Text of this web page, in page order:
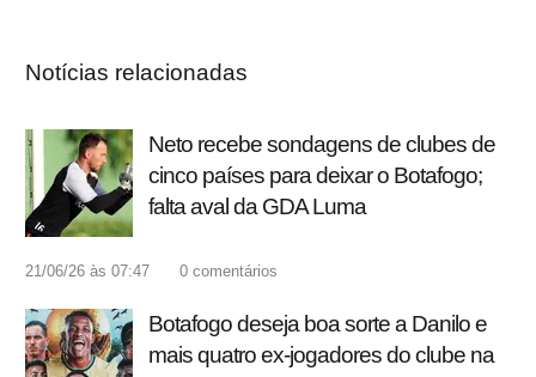
Notícias relacionadas
Neto recebe sondagens de clubes de
cinco países para deixar o Botafogo;
falta aval da GDA Luma
21/06/26 às 07:47 0 comentários
Botafogo deseja boa sorte a Danilo e
mais quatro ex-jogadores do clube na